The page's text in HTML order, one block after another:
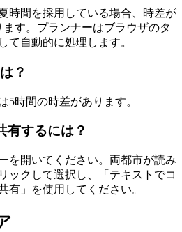
時間を採用している場合、時差が
す。プランナーはブラウザのタ
て自動的に処理します。
？
5時間の時差があります。
有するには？
を開いてください。両都市が読み
ックして選択し、「テキストでコ
有」を使用してください。